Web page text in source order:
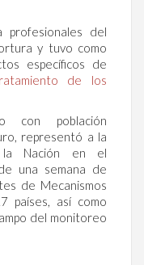
profesionales del
y tuvo como
específicos de
de los
con población
representó a la
la Nación en el
una semana de
de Mecanismos
países, así como
del monitoreo